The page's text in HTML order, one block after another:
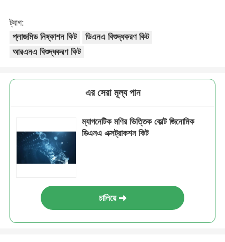
NGS ম্যাগনেটিক বিডস
সেল সোর্টিং ম্যাগনেটিক মণির
ম্যাগনেটিক বিডস প্রোটিন বিশুদ্ধকরণ
পৃষ্ঠ-সক্রিয় চৌম্বকীয় মণু
স্বয়ংক্রিয় যন্ত্রাংশ ও ব্যবহার্য সামগ্রী
ট্যাগ:
প্লাজমিড নিষ্কাশন কিট
ডিএনএ বিশুদ্ধকরণ কিট
আরএনএ বিশুদ্ধকরণ কিট
এর সেরা মূল্য পান
ম্যাগনেটিক মণির ভিত্তিক কোল্ট জিনোমিক
ডিএনএ এক্সট্রাকশন কিট
চালিয়ে